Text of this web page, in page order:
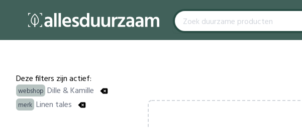
Filters
Deze filters zijn actief:
webshop Dille & Kamille
merk Linen tales